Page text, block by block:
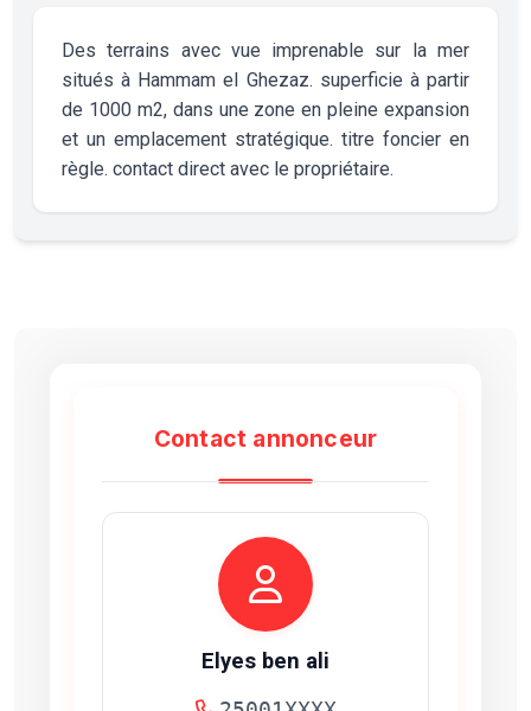
Des terrains avec vue imprenable sur la mer
situés à Hammam el Ghezaz. superficie à partir
de 1000 m2, dans une zone en pleine expansion
et un emplacement stratégique. titre foncier en
règle. contact direct avec le propriétaire.
Contact annonceur
Elyes ben ali